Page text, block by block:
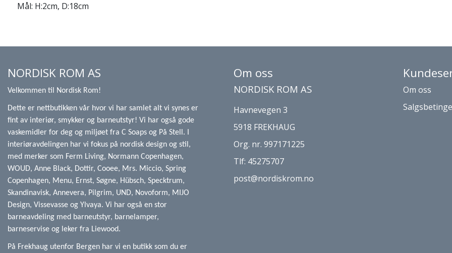
Mål: H:2cm, D:18cm
NORDISK ROM AS
Velkommen til Nordisk Rom!
Dette er nettbutikken vår hvor vi har samlet alt vi synes er
fint av interiør, smykker og barneutstyr! Vi har også gode
vaskemidler for deg og miljøet fra C Soaps og På Stell. I
interiøravdelingen har vi fokus på nordisk design og stil,
med merker som Ferm Living, Normann Copenhagen,
WOUD, Anne Black, Dottir, Cooee, Mrs. Miccio, Spring
Copenhagen, Menu, Ernst, Søgne, Hübsch, Specktrum,
Skandinavisk, Annevera, Pilgrim, UND, Novoform, MIJO
Design, Vissevasse og Ylvaya. Vi har også en stor
barneavdeling med barneutstyr, barnelamper,
barneservise og leker fra Liewood.
På Frekhaug utenfor Bergen har vi en butikk som du er
Om oss
NORDISK ROM AS
Havnevegen 3
5918 FREKHAUG
Org. nr. 997171225
Tlf: 45275707
post@nordiskrom.no
Om oss